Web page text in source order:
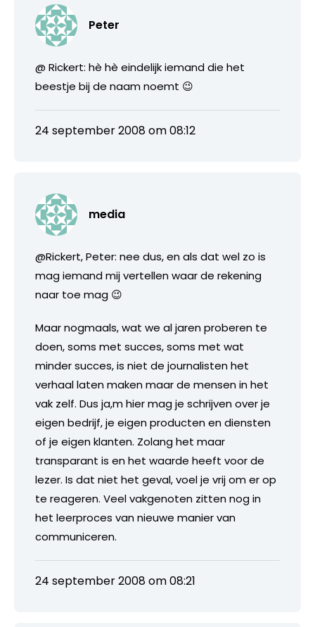
Peter
@ Rickert: hè hè eindelijk iemand die het
beestje bij de naam noemt 😉
24 september 2008 om 08:12
media
@Rickert, Peter: nee dus, en als dat wel zo is
mag iemand mij vertellen waar de rekening
naar toe mag 😉
Maar nogmaals, wat we al jaren proberen te
doen, soms met succes, soms met wat
minder succes, is niet de journalisten het
verhaal laten maken maar de mensen in het
vak zelf. Dus ja,m hier mag je schrijven over je
eigen bedrijf, je eigen producten en diensten
of je eigen klanten. Zolang het maar
transparant is en het waarde heeft voor de
lezer. Is dat niet het geval, voel je vrij om er op
te reageren. Veel vakgenoten zitten nog in
het leerproces van nieuwe manier van
communiceren.
24 september 2008 om 08:21